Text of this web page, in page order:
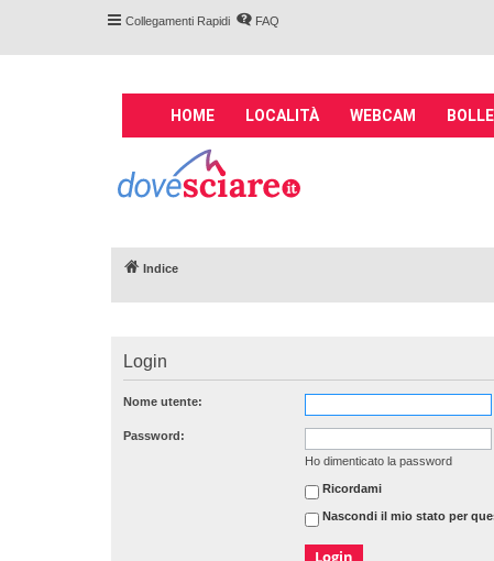
Collegamenti Rapidi FAQ
M
n
n
v
i
g
i
o
HOME LOCALITÀ WEBCAM
Indice
Login
Nome utente:
Password:
Ho dimenticato la password
Ricordami
Nascondi il mio stato per